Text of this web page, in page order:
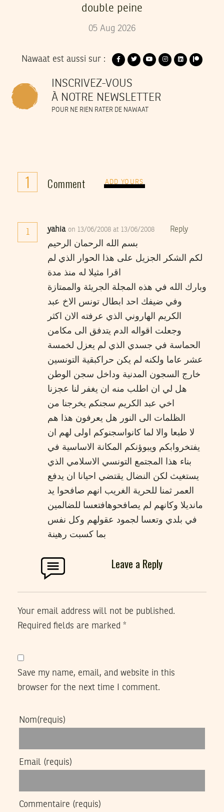
double peine
05 Aug 2026
Nawaat est aussi sur :
INSCRIVEZ-VOUS
À NOTRE NEWSLETTER
POUR NE RIEN RATER DE NAWAAT
1 Comment ADD YOURS
1 yahia on 13/06/2008 at 13/06/2008 Reply
بسم الله الرحمان الرحيم
لكم الشكر الجزيل على هذا الحوار الذي لم
اقرا مثيلا له منذ مدة
وبارك الله في هذه المجلة الجريئة والممتازة
وفي ضيفك احد ابطال تونس الاخ عبد
الكريم الهاروني الذي عرفته الان اكثر
وجعلت اقواله الدم يتدفق الى مكامن
الحماسة في جسدي الذي لم يعزل لخمسة
عشر عاما ولكنه لم يكن حراكبقية التونسين
خارج السجون المدنية وداخل سجن الوطن
هل لي ان اطلب منه ان يغفر لنا عجزنا
اخي عبد الكريم سجنكم يخرجنا من
الظلمات الى النور هل يعرفون هذا هم
لا طبعا والا لما كانواسجنوكم اولى لهم ان
يفتخروابكم ويبوؤنكم المكانة الاساسية في
بناء هذا المجتمع التونسي الاسلامي الذي
يستغيث لكن النضال يقتضي احيانا ان يدفع
العمر ثمنا للحرية الغريب انهم صافحوا يد
مانديلا وكانهم لم يصافحوهافتعسا للضالمين
في بلدي وتعسا لجمود عقولهم وكل نفس
بما كسبت رهينة
Leave a Reply
Your email address will not be published.
Required fields are marked *
Save my name, email, and website in this
browser for the next time I comment.
Nom(requis)
Email (requis)
Commentaire (requis)